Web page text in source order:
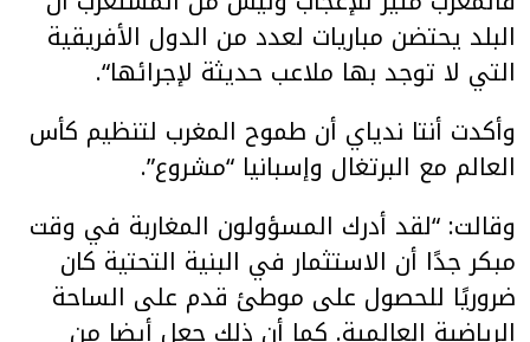
البلد يحتضن مباريات لعدد من الدول الأفريقية
التي لا توجد بها ملاعب حديثة لإجرائها“.
وأكدت أنتا ندياي أن طموح المغرب لتنظيم كأس
العالم مع البرتغال وإسبانيا “مشروع”.
وقالت: “لقد أدرك المسؤولون المغاربة في وقت
مبكر جدًا أن الاستثمار في البنية التحتية كان
ضروريًا للحصول على موطئ قدم على الساحة
الرياضية العالمية. كما أن ذلك جعل أيضا من